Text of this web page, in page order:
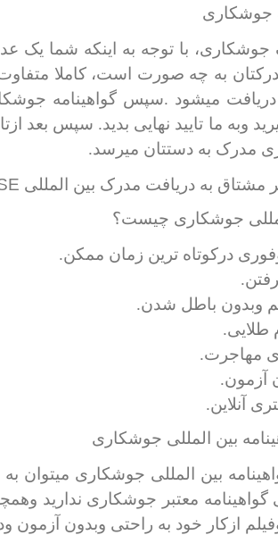
جوشکاری
جوشکاری، با توجه به اینکه شما یک
مدرکتان به چه صورت است، کاملا
دریافت میشود .سپس گواهینامه
وبه ما تایید نهایی بدید. سپس بعد
مدرک به دستتان میرسد.
مشتاق به دریافت مدرک بین المللی
جوشکاری چیست؟
درکوتاه ترین زمان ممکن.
وبدون باطل شدن.
طلایی.
مهاجرت.
آزمون.
آنلاین.
بین المللی جوشکاری
بین المللی جوشکاری
گواهینامه معتبر جوشکاری ندارید
ازکار خود به راحتی وبدون آزمون